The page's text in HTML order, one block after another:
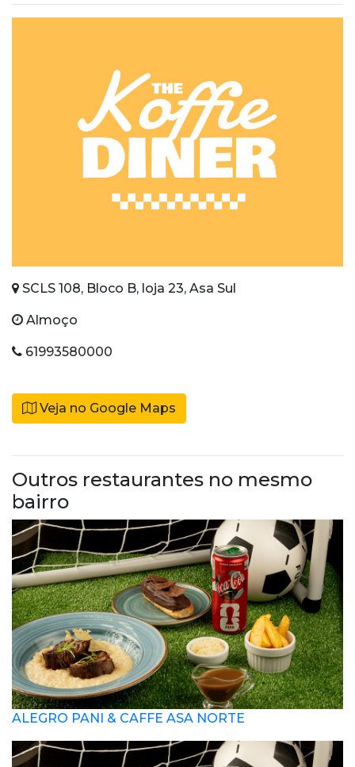
SCLS 108, Bloco B, loja 23, Asa Sul
Almoço
61993580000
Veja no Google Maps
Outros restaurantes no mesmo
bairro
ALEGRO PANI & CAFFE ASA NORTE